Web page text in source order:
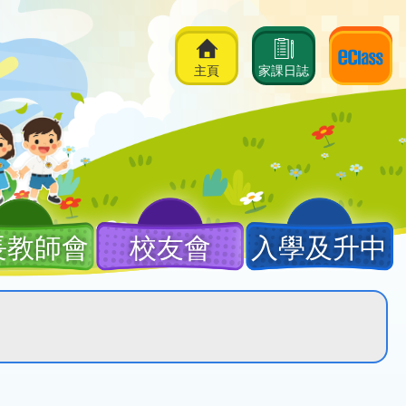
家課日誌
主頁
教師會 校友會 入學及升中